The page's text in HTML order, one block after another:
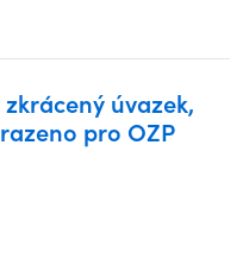
úvazek,
pro OZP